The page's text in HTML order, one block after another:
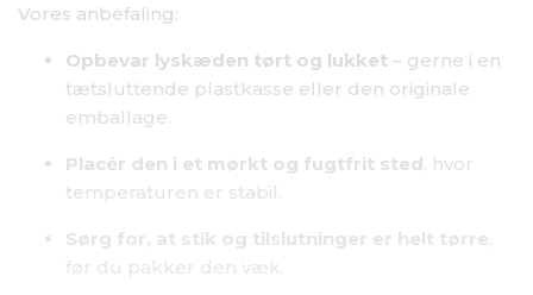
Vores anbefaling:
Opbevar lyskæden tørt og lukket – gerne i en
tætsluttende plastkasse eller den originale
emballage.
Placér den i et mørkt og fugtfrit sted, hvor
temperaturen er stabil.
Sørg for, at stik og tilslutninger er helt tørre,
før du pakker den væk.